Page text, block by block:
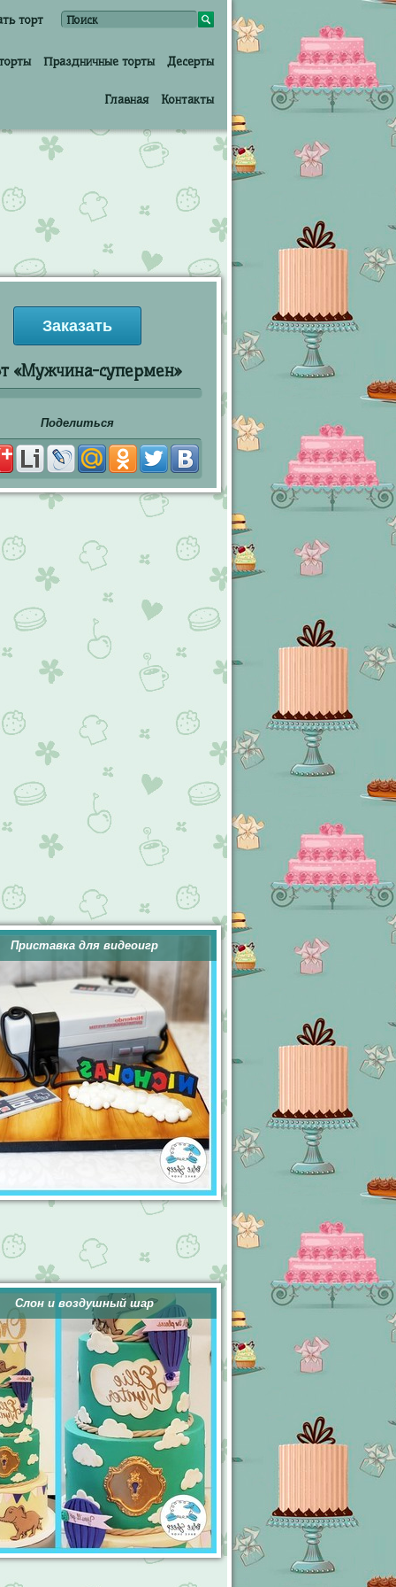
торт
Праздничные торты Десерты
Главная Контакты
Заказать
«Мужчина-супермен»
Поделиться
Приставка для видеоигр
Слон и воздушный шар